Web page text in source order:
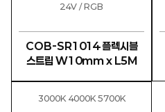
24V / RGB
COB-SR1014 플렉시블
스트립 W10mm x L5M
3000K 4000K 5700K